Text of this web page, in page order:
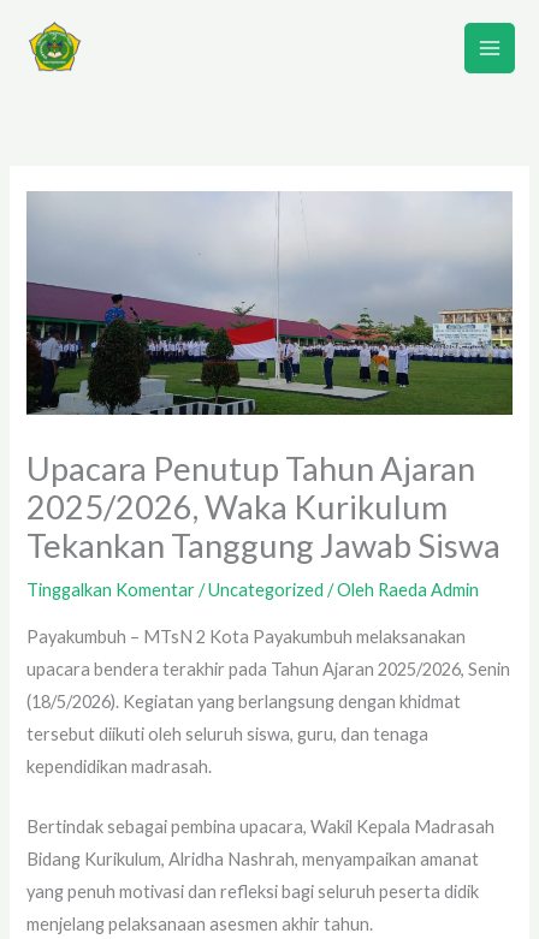
Upacara Penutup Tahun Ajaran
2025/2026, Waka Kurikulum
Tekankan Tanggung Jawab Siswa
Tinggalkan Komentar /Uncategorized / Oleh Raeda Admin
Payakumbuh – MTsN 2 Kota Payakumbuh melaksanakan
upacara bendera terakhir pada Tahun Ajaran 2025/2026, Senin
(18/5/2026). Kegiatan yang berlangsung dengan khidmat
tersebut diikuti oleh seluruh siswa, guru, dan tenaga
kependidikan madrasah.
Bertindak sebagai pembina upacara, Wakil Kepala Madrasah
Bidang Kurikulum, Alridha Nashrah, menyampaikan amanat
yang penuh motivasi dan refleksi bagi seluruh peserta didik
menjelang pelaksanaan asesmen akhir tahun.